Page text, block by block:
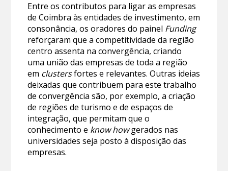
Entre os contributos para ligar as empresas
de Coimbra às entidades de investimento, em
consonância, os oradores do painel Funding
reforçaram que a competitividade da região
centro assenta na convergência, criando
uma união das empresas de toda a região
em clustersfortes e relevantes. Outras ideias
deixadas que contribuem para este trabalho
de convergência são, por exemplo, a criação
de regiões de turismo e de espaços de
integração, que permitam que o
conhecimento e know howgerados nas
universidades seja posto à disposição das
empresas.